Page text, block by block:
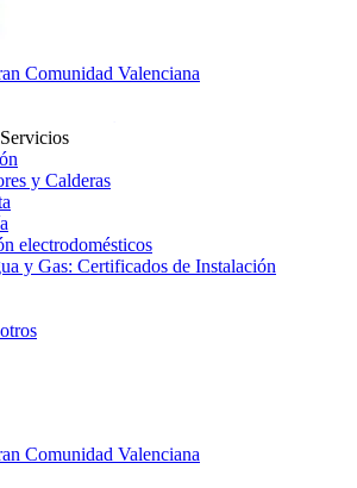
Comunidad Valenciana
y Calderas
electrodomésticos
y Gas: Certificados de Instalación
Comunidad Valenciana